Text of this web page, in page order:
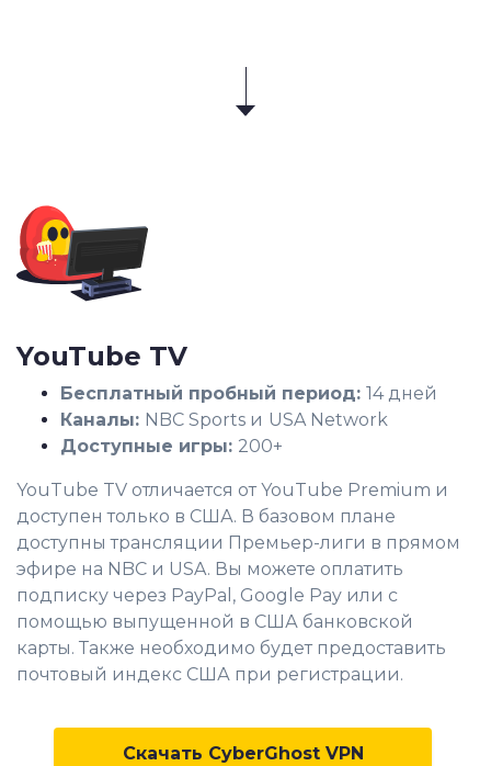
YouTube TV
Бесплатный пробный период: 14 дней
Каналы: NBC Sports и USA Network
Доступные игры: 200+
YouTube TV отличается от YouTube Premium и
доступен только в США. В базовом плане
доступны трансляции Премьер-лиги в прямом
эфире на NBC и USA. Вы можете оплатить
подписку через PayPal, Google Pay или с
помощью выпущенной в США банковской
карты. Также необходимо будет предоставить
почтовый индекс США при регистрации.
Скачать CyberGhost VPN